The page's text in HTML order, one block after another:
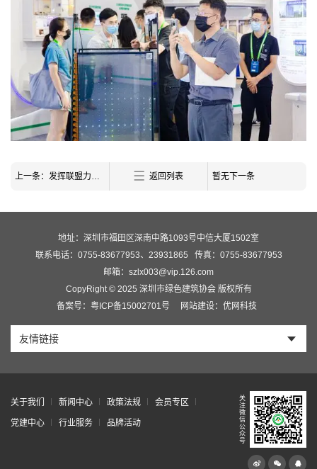
上一条：发挥联盟力量 助力湾区建设—— 粤港澳大湾区绿色建筑产业联盟正式成立 返回列表 暂无下一条
地址：深圳市福田区深南中路1093号中信大厦1502室
联系电话：0755-83677953、23931865
传真：0755-83677953
邮箱：szlx003@vip.126.com
CopyRight © 2025 深圳市绿色建筑协会 版权所有
备案号：粤ICP备15002701号
网站建设：优网科技
友情链接
关于我们 新闻中心 政策法规 会员专区
党建中心 行业服务 品牌活动
关
注
微
信
公
众
号